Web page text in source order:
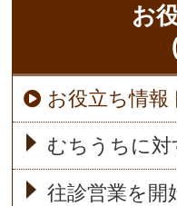
お
お役立ち情報
むちうちに
往診営業を開